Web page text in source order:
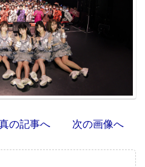
の記事へ 次の画像へ